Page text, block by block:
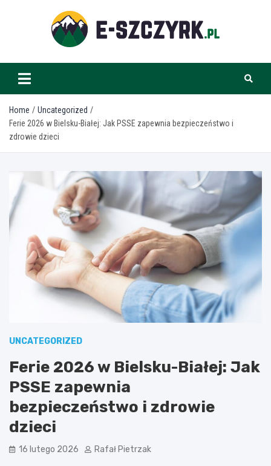
e-szczyrk.pl
Home
Uncategorized
Ferie 2026 w Bielsku-Białej: Jak PSSE zapewnia bezpieczeństwo i
zdrowie dzieci
UNCATEGORIZED
Ferie 2026 w Bielsku-Białej: Jak
PSSE zapewnia
bezpieczeństwo i zdrowie
dzieci
16 lutego 2026 Rafał Pietrzak